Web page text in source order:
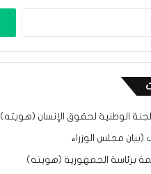
الوطنية لحقوق الإنسان (هويته)
(بيان مجلس الوزراء
برئاسة الجمهورية (هويته)